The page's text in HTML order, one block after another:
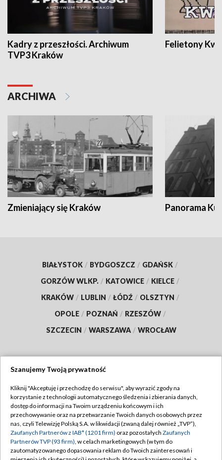
Kadry z przeszłości. Archiwum
TVP3 Kraków
Felietony
ARCHIWA
Zmieniający się Kraków Panorama
BIAŁYSTOK / BYDGOSZCZ / GDAŃSK /
GORZÓW WLKP. / KATOWICE / KIELCE /
KRAKÓW / LUBLIN / ŁÓDŹ / OLSZTYN /
OPOLE / POZNAŃ / RZESZÓW /
SZCZECIN / WARSZAWA / WROCŁAW
TVP
Abonament TVP
Emisja w TVP
Centrum informacji TVP
Regulamin TVP
Polityka prywatności
Moje zgody
Szanujemy Twoją prywatność
Kliknij "Akceptuję i przechodzę do serwisu", aby wyrazić zgody na
korzystanie z technologii automatycznego śledzenia i zbierania danych,
dostęp do informacji na Twoim urządzeniu końcowym i ich
przechowywanie oraz na przetwarzanie Twoich danych osobowych przez
nas, czyli Telewizję Polską S.A. w likwidacji (zwaną dalej również „TVP”),
Zaufanych Partnerów z IAB* (1201 firm) oraz pozostałych Zaufanych
Partnerów TVP (93 firm), w celach marketingowych (w tym do
zautomatyzowanego dopasowania reklam do Twoich zainteresowań i